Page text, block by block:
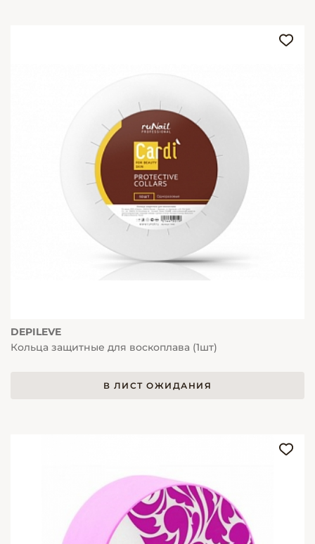
DEPILEVE
Кольца защитные для воскоплава (1шт)
В ЛИСТ ОЖИДАНИЯ